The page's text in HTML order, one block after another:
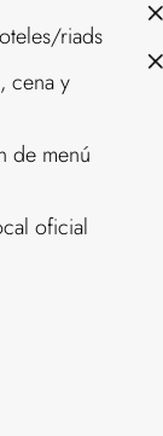
riads
cena y
de menú
oficial